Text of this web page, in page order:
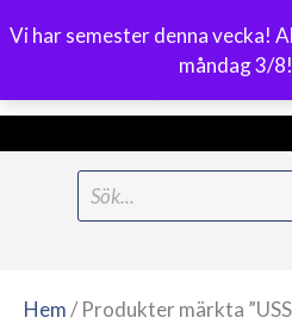
Vi har semester denna vecka!
måndag 3/8!
Meny
Hem/ Produkter märkta